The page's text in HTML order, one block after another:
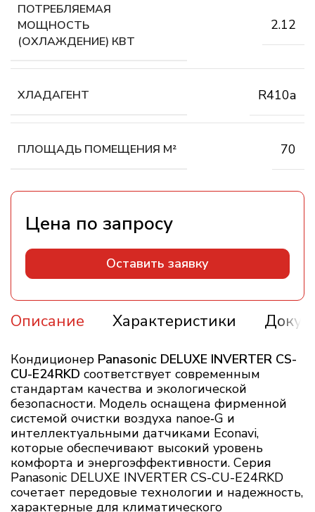
ПОТРЕБЛЯЕМАЯ
МОЩНОСТЬ
(ОХЛАЖДЕНИЕ) КВТ
2.12
ХЛАДАГЕНТ R410a
ПЛОЩАДЬ ПОМЕЩЕНИЯ М² 70
Оставить заявку
Описание Характеристики
Кондиционер Panasonic DELUXE INVERTER CS-
CU-E24RKD соответствует современным
стандартам качества и экологической
безопасности. Модель оснащена фирменной
системой очистки воздуха nanoe‑G и
интеллектуальными датчиками Econavi,
которые обеспечивают высокий уровень
комфорта и энергоэффективности. Серия
Panasonic DELUXE INVERTER CS-CU-E24RKD
сочетает передовые технологии и надежность,
характерные для климатического